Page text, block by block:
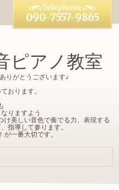
ピアノ教室
りがとうございます♪
おります。
りますよう
け美しい音色で奏でる力、表現する
指導して参ります。
一番大切です。
090-7557-9865